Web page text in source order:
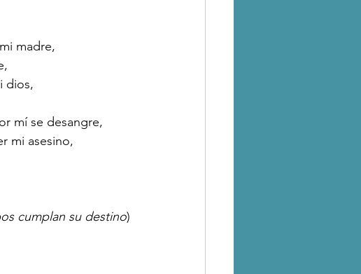
madre,
dios,
mí se desangre,
mi asesino,
cumplan su destino)